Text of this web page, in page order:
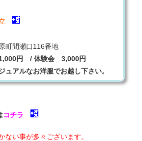
町間瀬口116番地
円 / 体験会 3,000円
アルなお洋服でお越し下さい。
コチラ
ない事が多々ございます。